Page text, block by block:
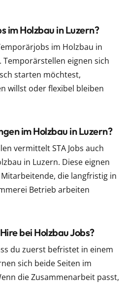
im Holzbau in Luzern?
im Holzbau in
Temporärstellen eignen sich
starten möchtest,
willst oder flexibel bleiben
im Holzbau in Luzern?
vermittelt STA Jobs auch
in Luzern. Diese eignen
die langfristig in
Betrieb arbeiten
bei Holzbau Jobs?
du zuerst befristet in einem
sich beide Seiten im
die Zusammenarbeit passt,